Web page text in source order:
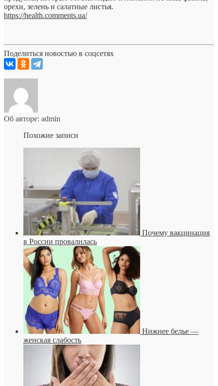
орехи, зелень и салатные листья.
https://health.comments.ua/
Поделиться новостью в соцсетях
Об авторе: admin
Похожие записи
Почему вакцинация
в России провалилась
Нижнее белье —
женская слабость